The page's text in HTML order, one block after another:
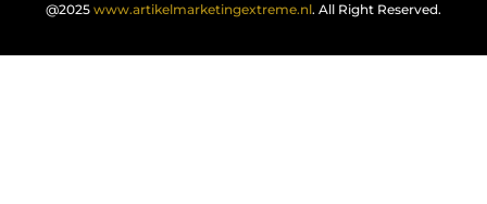
@2025 www.artikelmarketingextreme.nl. All Right Reserved.